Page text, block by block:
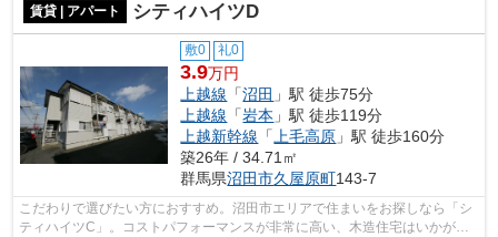
賃貸 | アパート シティハイツD
敷0 礼0
3.9万円
上越線 「沼田 」駅 徒歩75分
上越線 「岩本 」駅 徒歩119分
上越新幹線 「上毛高原 」駅 徒歩160分
築26年 / 34.71㎡
群馬県沼田市久屋原町143-7
こだわりで選びたい方におすすめ。沼田市エリアで住まいをお探しなら「シ
ティハイツC」。コストパフォーマンスが非常に高い、木造住宅はいかがで